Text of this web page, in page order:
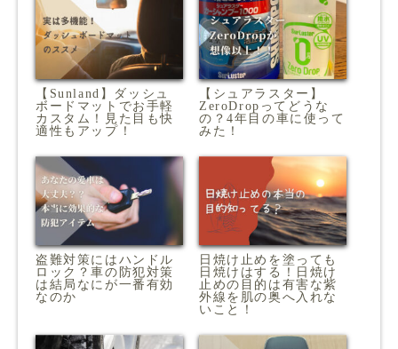
【Sunland】ダッシュ
ボードマットでお手軽
カスタム！見た目も快
適性もアップ！
【シュアラスター】
ZeroDropってどうな
の？4年目の車に使って
みた！
盗難対策にはハンドル
ロック？車の防犯対策
は結局なにが一番有効
なのか
日焼け止めを塗っても
日焼けはする！日焼け
止めの目的は有害な紫
外線を肌の奥へ入れな
いこと！